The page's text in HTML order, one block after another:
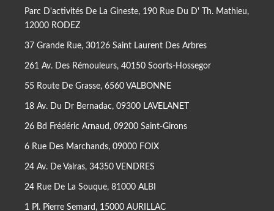
Parc D'activités De La Gineste, 190 Rue Du D' Th. Mathieu,
12000 RODEZ
37 Grande Rue, 30126 Saint Laurent Des Arbres
261 Av. Des Rémouleurs, 40150 Soorts-Hossegor
55 Route De Grasse, 6560 VALBONNE
18 Av. Du Dr Bernadac, 09300 LAVELANET
26 Bd Frédéric Arnaud, 09200 Saint-Girons
6 Rue Des Marchands, 09000 FOIX
24 Av. De Valras, 34350 VENDRES
24 Rue De La Souque, 81000 ALBI
1 Pl. Pierre Semard, 15000 AURILLAC